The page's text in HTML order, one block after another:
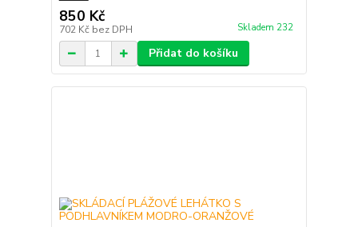
850 Kč
702 Kč bez DPH Skladem 232
Přidat do košíku